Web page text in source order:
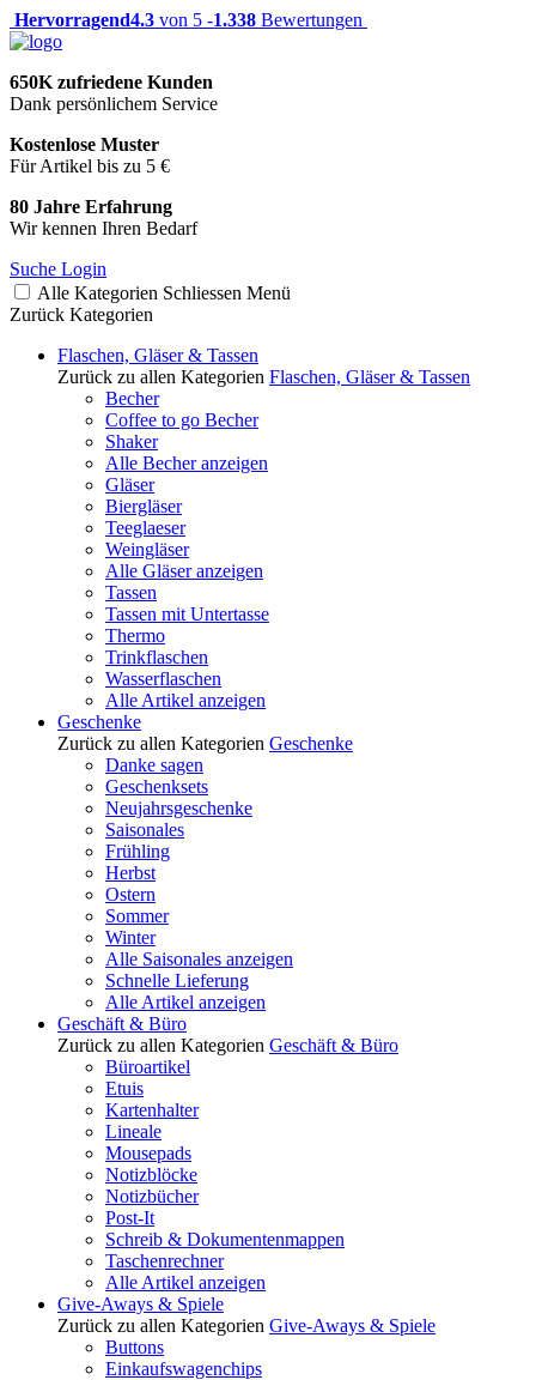
Hervorragend4.3 von 5 -1.338 Bewertungen
650K zufriedene Kunden
Dank persönlichem Service
Kostenlose Muster
Für Artikel bis zu 5 €
80 Jahre Erfahrung
Wir kennen Ihren Bedarf
Suche Login
Alle Kategorien Schliessen Menü
Zurück Kategorien
Flaschen, Gläser & Tassen
Zurück zu allen Kategorien Flaschen, Gläser & Tassen
Becher
Coffee to go Becher
Shaker
Alle Becher anzeigen
Gläser
Biergläser
Teeglaeser
Weingläser
Alle Gläser anzeigen
Tassen
Tassen mit Untertasse
Thermo
Trinkflaschen
Wasserflaschen
Alle Artikel anzeigen
Geschenke
Zurück zu allen Kategorien Geschenke
Danke sagen
Geschenksets
Neujahrsgeschenke
Saisonales
Frühling
Herbst
Ostern
Sommer
Winter
Alle Saisonales anzeigen
Schnelle Lieferung
Alle Artikel anzeigen
Geschäft & Büro
Zurück zu allen Kategorien Geschäft & Büro
Büroartikel
Etuis
Kartenhalter
Lineale
Mousepads
Notizblöcke
Notizbücher
Post-It
Schreib & Dokumentenmappen
Taschenrechner
Alle Artikel anzeigen
Give-Aways & Spiele
Zurück zu allen Kategorien Give-Aways & Spiele
Buttons
Einkaufswagenchips